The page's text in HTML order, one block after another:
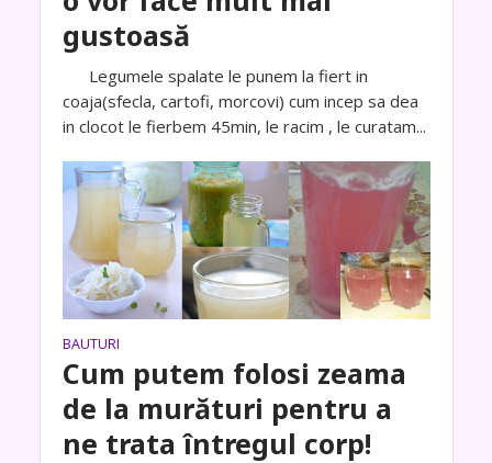
gustoasă
Legumele spalate le punem la fiert in
coaja(sfecla, cartofi, morcovi) cum incep sa dea
in clocot le fierbem 45min, le racim , le curatam...
BAUTURI
Cum putem folosi zeama
de la murături pentru a
ne trata întregul corp!